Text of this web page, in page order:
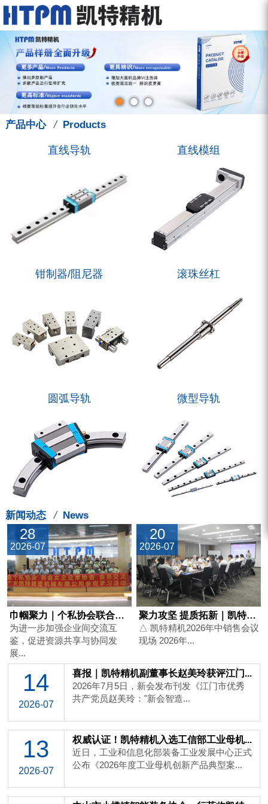
走进凯特
关于我们
品牌故事
人才管理
产品中心
直线导轨
直线模组
钳制器/阻尼器
圆弧导轨
微型导轨
服务中心
型录下载
图型下载
技术支援
新闻中心
新闻动态
展会讯息
凯特学堂
联系我们
联系方式
招聘信息
产品中心 /Products
直线导轨 直线模组
钳制器/阻尼器 滚珠丝杠
圆弧导轨 微型导轨
新闻动态 /News
28
2026-07
巾帼聚力｜个私协会联合新会女企业家协...
为进一步加强企业间交流互
鉴，促进资源共享与协同发
展...
20
2026-07
聚力攻坚 提质拓新｜凯特精机2026...
△ 凯特精机2026年中销售会议
现场 2026年...
14
2026-07
喜报｜凯特精机副董事长赵美玲获评江门...
2026年7月5日，新会发布刊发《江门市优秀
共产党员赵美玲："新会智造...
13
2026-07
权威认证！凯特精机入选工信部工业母机...
近日，工业和信息化部装备工业发展中心正式
公布《2026年度工业母机创新产品典型案...